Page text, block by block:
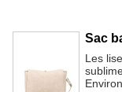
Sac
Les